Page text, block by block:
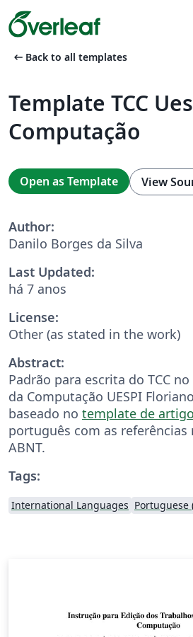
arrow_left_alt Back to all templates
Template TCC
Computação
Open as Template View
Author:
Danilo Borges da Silva
Last Updated:
há 7 anos
License:
Other (as stated in the work)
Abstract:
Padrão para escrita do TCC
da Computação UESPI
baseado no template de
português com as referências
ABNT.
Tags:
International Languages Portuguese